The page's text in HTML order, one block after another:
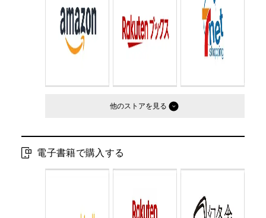
判型： 四六判
他のストア
電子書籍で購入する